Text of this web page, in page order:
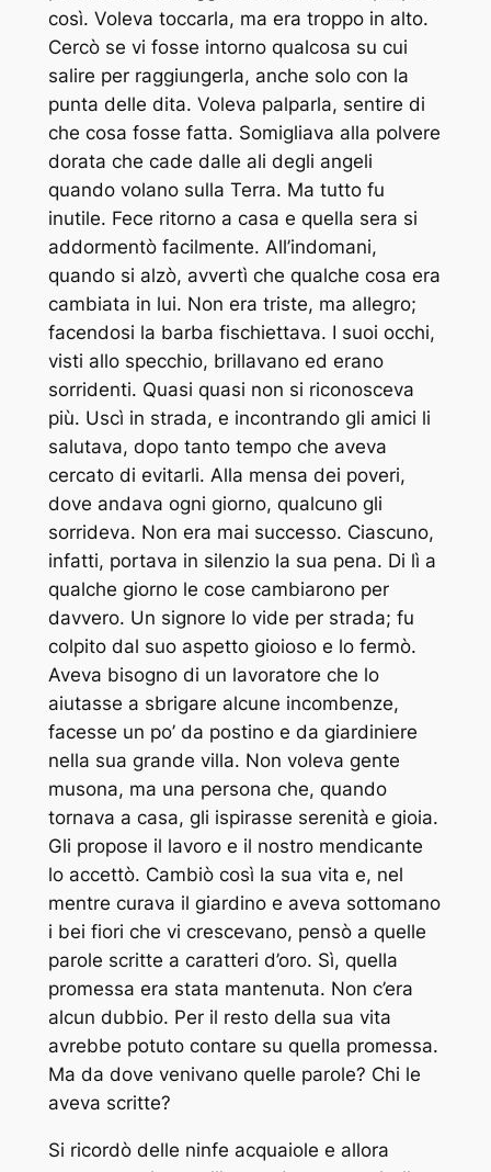
così. Voleva toccarla, ma era troppo in alto.
Cercò se vi fosse intorno qualcosa su cui
salire per raggiungerla, anche solo con la
punta delle dita. Voleva palparla, sentire di
che cosa fosse fatta. Somigliava alla polvere
dorata che cade dalle ali degli angeli
quando volano sulla Terra. Ma tutto fu
inutile. Fece ritorno a casa e quella sera si
addormentò facilmente. All’indomani,
quando si alzò, avvertì che qualche cosa era
cambiata in lui. Non era triste, ma allegro;
facendosi la barba fischiettava. I suoi occhi,
visti allo specchio, brillavano ed erano
sorridenti. Quasi quasi non si riconosceva
più. Uscì in strada, e incontrando gli amici li
salutava, dopo tanto tempo che aveva
cercato di evitarli. Alla mensa dei poveri,
dove andava ogni giorno, qualcuno gli
sorrideva. Non era mai successo. Ciascuno,
infatti, portava in silenzio la sua pena. Di lì a
qualche giorno le cose cambiarono per
davvero. Un signore lo vide per strada; fu
colpito dal suo aspetto gioioso e lo fermò.
Aveva bisogno di un lavoratore che lo
aiutasse a sbrigare alcune incombenze,
facesse un po’ da postino e da giardiniere
nella sua grande villa. Non voleva gente
musona, ma una persona che, quando
tornava a casa, gli ispirasse serenità e gioia.
Gli propose il lavoro e il nostro mendicante
lo accettò. Cambiò così la sua vita e, nel
mentre curava il giardino e aveva sottomano
i bei fiori che vi crescevano, pensò a quelle
parole scritte a caratteri d’oro. Sì, quella
promessa era stata mantenuta. Non c’era
alcun dubbio. Per il resto della sua vita
avrebbe potuto contare su quella promessa.
Ma da dove venivano quelle parole? Chi le
aveva scritte?
Si ricordò delle ninfe acquaiole e allora